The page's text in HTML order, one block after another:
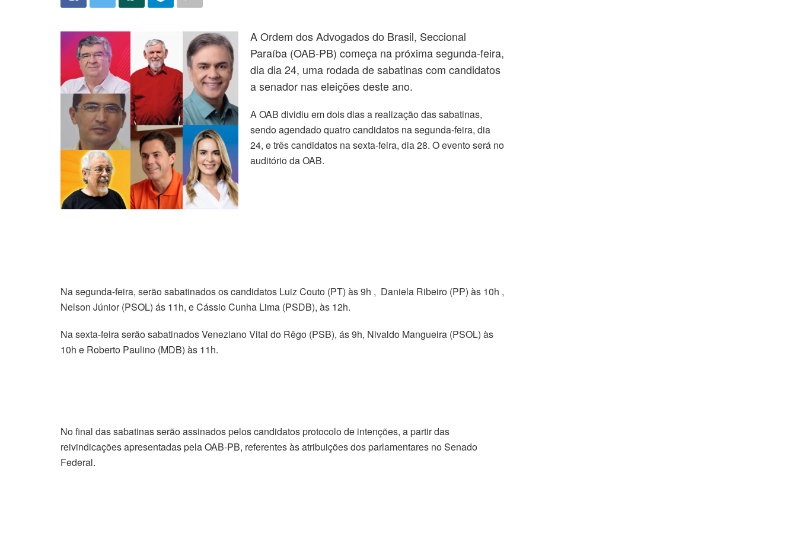
A Ordem dos Advogados do Brasil, Seccional
Paraíba (OAB-PB) começa na próxima segunda-feira,
dia dia 24, uma rodada de sabatinas com candidatos
a senador nas eleições deste ano.
A OAB dividiu em dois dias a realização das sabatinas,
sendo agendado quatro candidatos na segunda-feira, dia
24, e três candidatos na sexta-feira, dia 28. O evento será no
auditório da OAB.
Na segunda-feira, serão sabatinados os candidatos Luiz Couto (PT) às 9h , Daniela Ribeiro (PP) às 10h ,
Nelson Júnior (PSOL) ás 11h, e Cássio Cunha Lima (PSDB), às 12h.
Na sexta-feira serão sabatinados Veneziano Vital do Rêgo (PSB), ás 9h, Nivaldo Mangueira (PSOL) às
10h e Roberto Paulino (MDB) às 11h.
No final das sabatinas serão assinados pelos candidatos protocolo de intenções, a partir das
reivindicações apresentadas pela OAB-PB, referentes às atribuições dos parlamentares no Senado
Federal.